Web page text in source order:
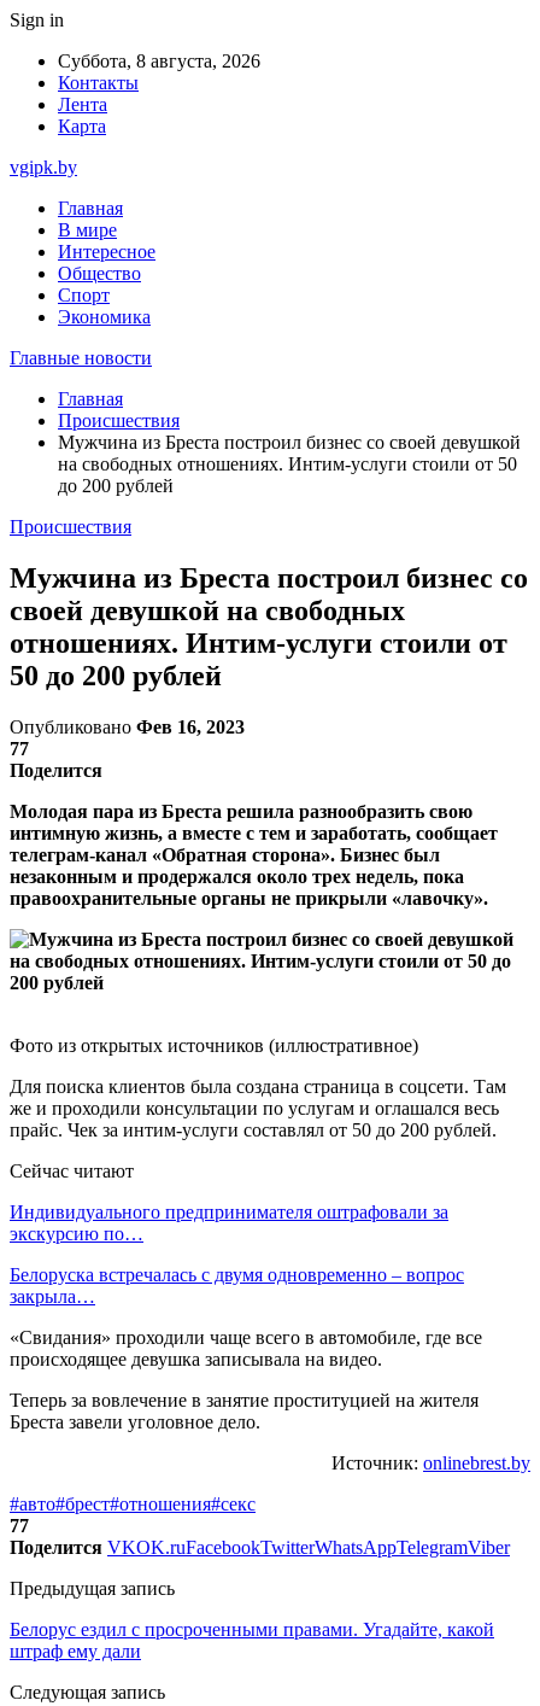
Sign in
Суббота, 8 августа, 2026
Контакты
Лента
Карта
vgipk.by
Главная
В мире
Интересное
Общество
Спорт
Экономика
Главные новости
Главная
Происшествия
Мужчина из Бреста построил бизнес со своей девушкой
на свободных отношениях. Интим-услуги стоили от 50
до 200 рублей
Происшествия
Мужчина из Бреста построил бизнес со
своей девушкой на свободных
отношениях. Интим-услуги стоили от
50 до 200 рублей
Опубликовано Фев 16, 2023
77
Поделится
Молодая пара из Бреста решила разнообразить свою
интимную жизнь, а вместе с тем и заработать, сообщает
телеграм-канал «Обратная сторона». Бизнес был
незаконным и продержался около трех недель, пока
правоохранительные органы не прикрыли «лавочку».
Фото из открытых источников (иллюстративное)
Для поиска клиентов была создана страница в соцсети. Там
же и проходили консультации по услугам и оглашался весь
прайс. Чек за интим-услуги составлял от 50 до 200 рублей.
Сейчас читают
Индивидуального предпринимателя оштрафовали за
экскурсию по…
Белоруска встречалась с двумя одновременно – вопрос
закрыла…
«Свидания» проходили чаще всего в автомобиле, где все
происходящее девушка записывала на видео.
Теперь за вовлечение в занятие проституцией на жителя
Бреста завели уголовное дело.
Источник: onlinebrest.by
#авто#брест#отношения#секс
77
Поделится VKOK.ruFacebookTwitterWhatsAppTelegramViber
Предыдущая запись
Белорус ездил с просроченными правами. Угадайте, какой
штраф ему дали
Следующая запись